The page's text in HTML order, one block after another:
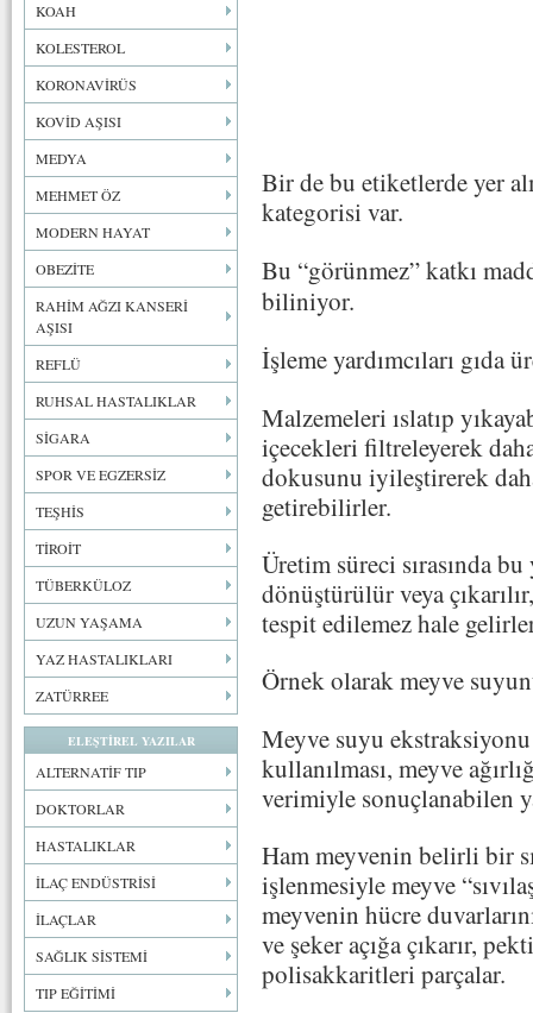
KOAH
KOLESTEROL
KORONAVİRÜS
KOVİD AŞISI
MEDYA
MEHMET ÖZ
MODERN HAYAT
OBEZİTE
RAHİM AĞZI KANSERİ
AŞISI
REFLÜ
RUHSAL HASTALIKLAR
SİGARA
SPOR VE EGZERSİZ
TEŞHİS
TİROİT
TÜBERKÜLOZ
UZUN YAŞAMA
YAZ HASTALIKLARI
ZATÜRREE
ELEŞTİREL YAZILAR
ALTERNATİF TIP
DOKTORLAR
HASTALIKLAR
İLAÇ ENDÜSTRİSİ
İLAÇLAR
SAĞLIK SİSTEMİ
TIP EĞİTİMİ
Bir de bu etiketlerde yer
kategorisi var.
Bu “görünmez” katkı
biliniyor.
İşleme yardımcıları
Malzemeleri ıslatıp
içecekleri filtreleyerek
dokusunu iyileştirerek
getirebilirler.
Üretim süreci sırasında
dönüştürülür veya
tespit edilemez hale
Örnek olarak meyve
Meyve suyu
kullanılması, meyve
verimiyle sonuçlanabilen
Ham meyvenin belirli bir
işlenmesiyle meyve
meyvenin hücre
ve şeker açığa çıkarır,
polisakkaritleri parçalar.